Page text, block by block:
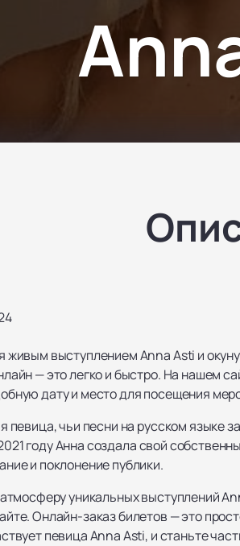
живым выступлением Anna Asti и
— это легко и быстро. На нашем
дату и место для посещения
певица, чьи песни на русском языке
году Анна создала свой
и поклонение публики.
уникальных выступлений
Онлайн-заказ билетов — это
певица Anna Asti, и станьте